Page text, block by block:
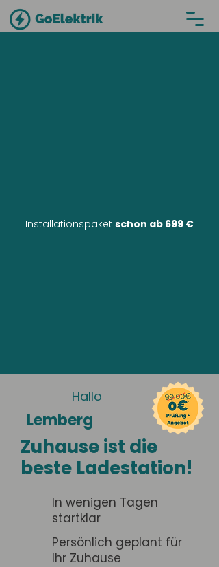
Installationspaket schon ab 699 €
Hallo
Lemberg
Zuhause ist die
beste Ladestation!
In wenigen Tagen
startklar
Persönlich geplant für
Ihr Zuhause